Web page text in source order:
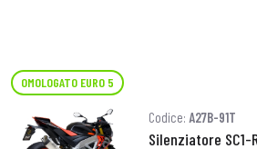
OMOLOGATO EURO 5
Codice: A27B-91T
Silenziatore